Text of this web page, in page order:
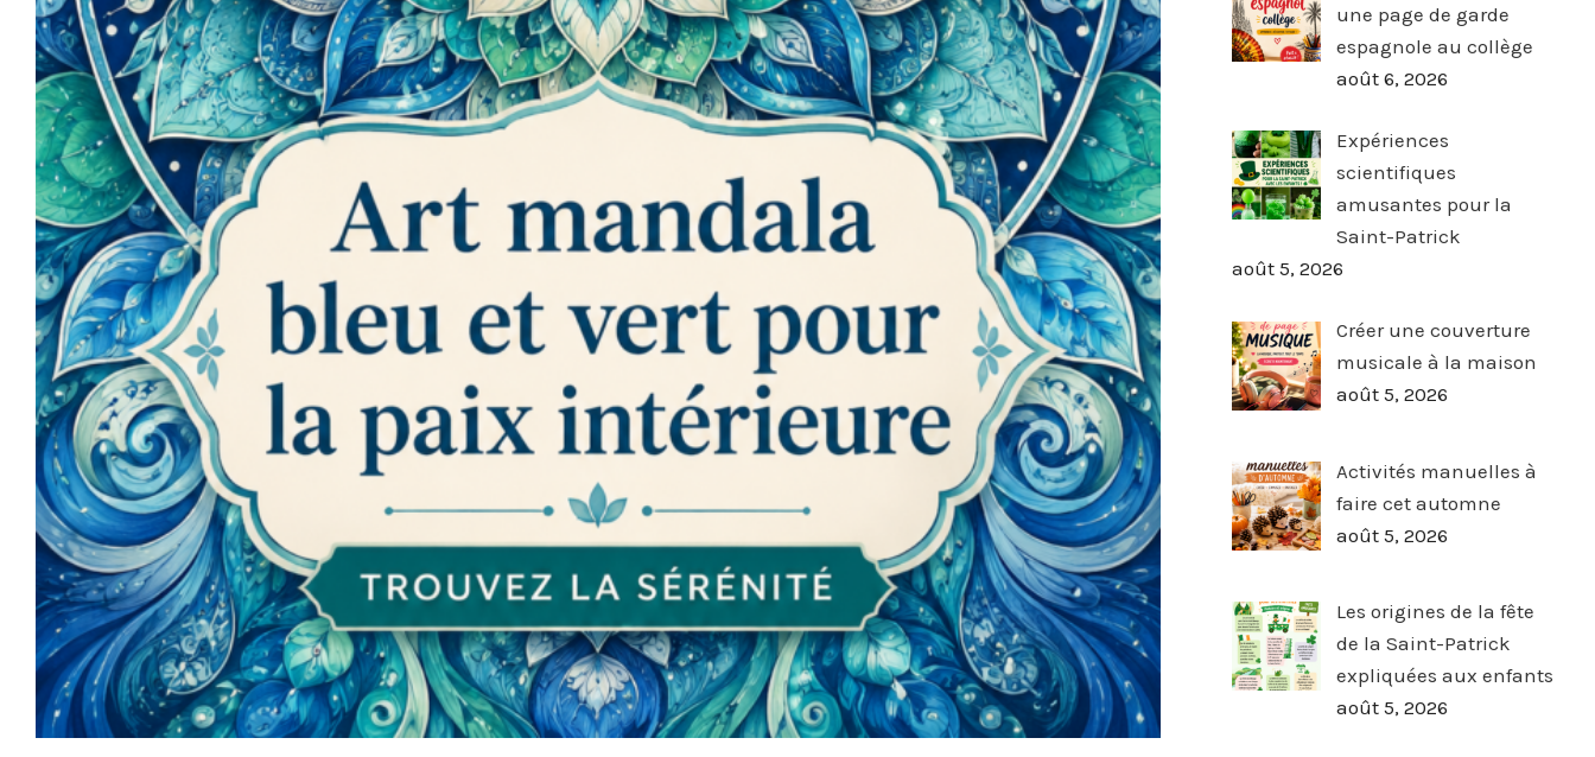
une page de garde
espagnole au collège
août 6, 2026
Expériences
scientifiques
amusantes pour la
Saint-Patrick
août 5, 2026
Créer une couverture
musicale à la maison
août 5, 2026
Activités manuelles à
faire cet automne
août 5, 2026
Les origines de la fête
de la Saint-Patrick
expliquées aux enfants
août 5, 2026